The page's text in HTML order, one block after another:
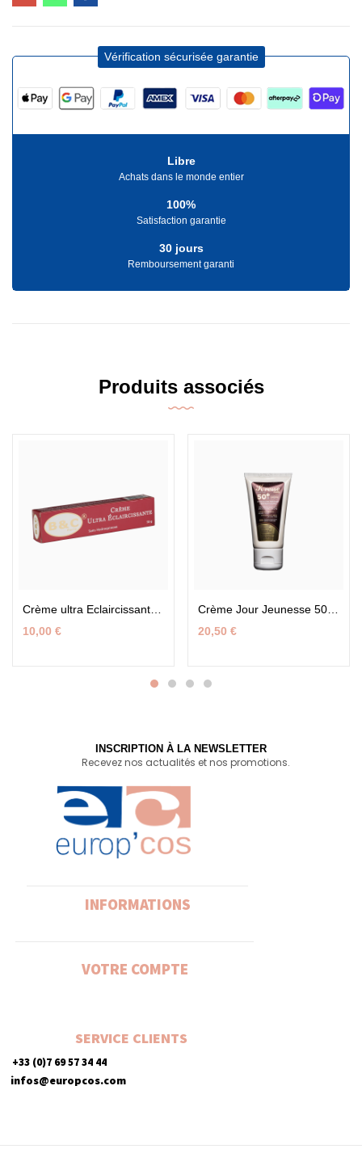
Vérification sécurisée garantie
Libre
Achats dans le monde entier
100%
Satisfaction garantie
30 jours
Remboursement garanti
Produits associés
10,00 €
20,50 €
INSCRIPTION À LA NEWSLETTER
Recevez nos actualités et nos promotions.
INFORMATIONS
VOTRE COMPTE
SERVICE CLIENTS
+33 (0)7 69 57 34 44
infos@europcos.com